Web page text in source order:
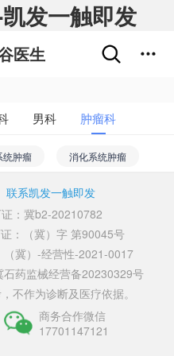
发一触即发
医生
男科
肿瘤科
科
皮肤性病科
统肿瘤 消化系统肿瘤
颅脑肿瘤 呼吸系统肿瘤
肿瘤内科 肿瘤外科
联系凯发一触即发
：冀b2-20210782
：（冀）字 第90045号
冀）-经营性-2021-0017
药监械经营备20230329号
不作为诊断及医疗依据。
商务合作微信
17701147121